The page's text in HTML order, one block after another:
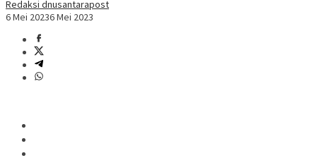
Redaksi dnusantarapost
6 Mei 20236 Mei 2023